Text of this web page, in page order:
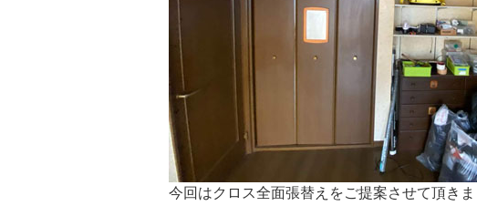
今回はクロス全面張替えをご提案させて頂きま